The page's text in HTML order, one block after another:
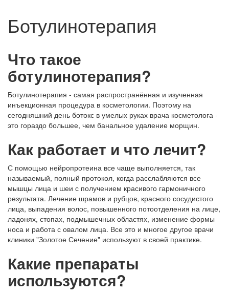
Ботулинотерапия
Что такое
ботулинотерапия?
Ботулинотерапия - самая распространённая и изученная
инъекционная процедура в косметологии. Поэтому на
сегодняшний день ботокс в умелых руках врача косметолога -
это гораздо большее, чем банальное удаление морщин.
Как работает и что лечит?
С помощью нейропротеина все чаще выполняется, так
называемый, полный протокол, когда расслабляются все
мышцы лица и шеи с получением красивого гармоничного
результата. Лечение шрамов и рубцов, красного сосудистого
лица, выпадения волос, повышенного потоотделения на лице,
ладонях, стопах, подмышечных областях, изменение формы
носа и работа с овалом лица. Все это и многое другое врачи
клиники "Золотое Сечение" используют в своей практике.
Какие препараты
используются?